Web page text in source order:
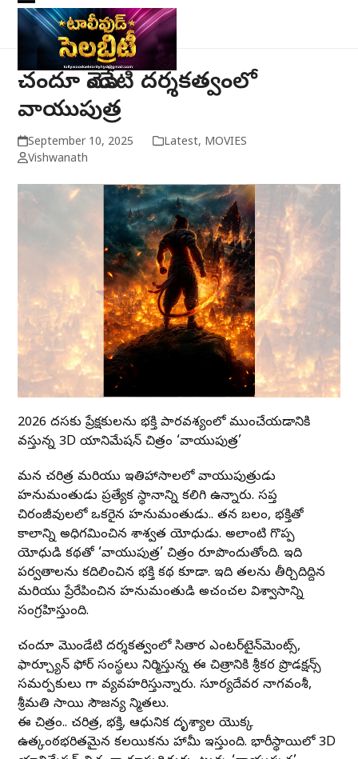
Skip
content
Open
mobile
menu
Close
mobile
menu
చందూ మొండేటి దర్శకత్వంలో
వాయుపుత్ర
September 10, 2025 Latest, MOVIES
Vishwanath
2026 దసరాకు ప్రేక్షకులను భక్తి పారవశ్యంలో ముంచేయడానికి
వస్తున్న 3D యానిమేషన్ చిత్రం ‘వాయుపుత్ర’
మన చరిత్ర మరియు ఇతిహాసాలలో వాయుపుత్రుడు
హనుమంతుడు ప్రత్యేక స్థానాన్ని కలిగి ఉన్నారు. సప్త
చిరంజీవులలో ఒకరైన హనుమంతుడు.. తన బలం, భక్తితో
కాలాన్ని అధిగమించిన శాశ్వత యోధుడు. అలాంటి గొప్ప
యోధుడి కథతో ‘వాయుపుత్ర’ చిత్రం రూపొందుతోంది. ఇది
పర్వతాలను కదిలించిన భక్తి కథ కూడా. ఇది తరాలను తీర్చిదిద్దిన
మరియు ప్రేరేపించిన హనుమంతుడి అచంచల విశ్వాసాన్ని
సంగ్రహిస్తుంది.
చందూ మొండేటి దర్శకత్వంలో సితార ఎంటర్‌టైన్‌మెంట్స్,
ఫార్చ్యూన్ ఫోర్ సంస్థలు నిర్మిస్తున్న ఈ చిత్రానికి శ్రీకర ప్రొడక్షన్స్
సమర్పకులు గా వ్యవహరిస్తున్నారు. సూర్యదేవర నాగవంశీ,
శ్రీమతి సాయి సౌజన్య నిర్మాతలు.
ఈ చిత్రం.. చరిత్ర, భక్తి, ఆధునిక దృశ్యాల యొక్క
ఉత్కంఠభరితమైన కలయికను హామీ ఇస్తుంది. భారీస్థాయిలో 3D